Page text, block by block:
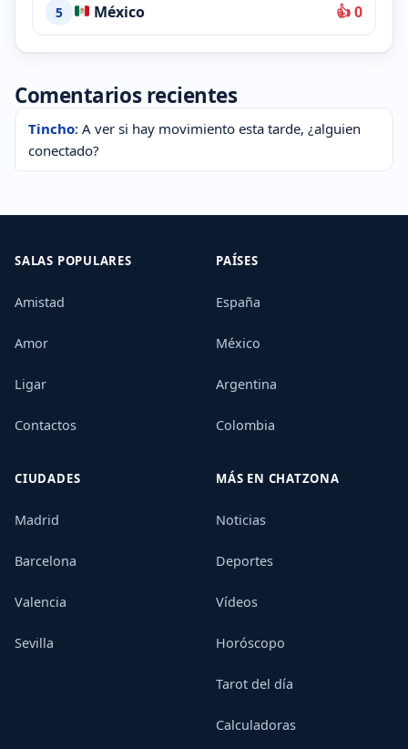
5 México 👍 0
Comentarios recientes
Tincho: A ver si hay movimiento esta tarde, ¿alguien
conectado?
SALAS POPULARES
Amistad
Amor
Ligar
Contactos
PAÍSES
España
México
Argentina
Colombia
CIUDADES
Madrid
Barcelona
Valencia
Sevilla
MÁS EN CHATZONA
Noticias
Deportes
Vídeos
Horóscopo
Tarot del día
Calculadoras